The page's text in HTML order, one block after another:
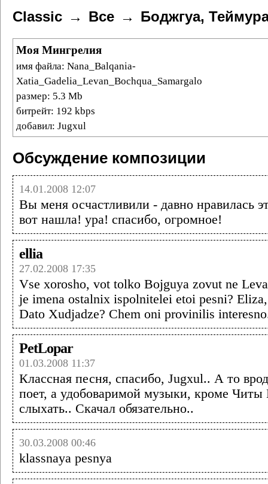
Classic Все Боджгуа,
Моя Мингрелия
имя файла: Nana_Balqania-
Xatia_Gadelia_Levan_Bochqua_Samargalo
размер: 5.3 Mb
битрейт: 192 kbps
добавил: Jugxul
Обсуждение композиции
14.01.2008 12:07
Вы меня осчастливили - давно нравилась
вот нашла! ура! спасибо, огромное!
ellia
27.02.2008 17:35
Vse xorosho, vot tolko Bojguya zovut ne
je imena ostalnix ispolnitelei etoi pesni?
Dato Xudjadze? Chem oni provinilis
PetLopar
01.03.2008 11:37
Классная песня, спасибо, Jugxul.. А то
поет, а удобоваримой музыки, кроме
слыхать.. Скачал обязательно..
30.03.2008 00:46
klassnaya pesnya